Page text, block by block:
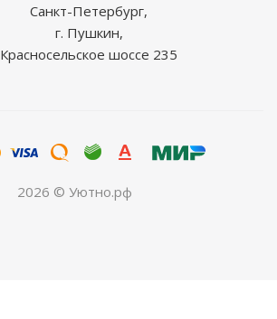
Санкт-Петербург,
г. Пушкин,
Красносельское шоссе 235
2026 © Уютно.рф